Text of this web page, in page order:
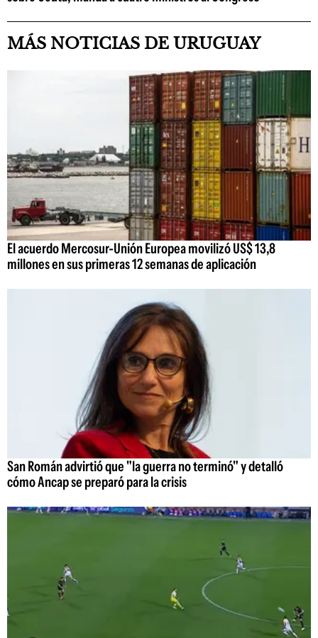
MÁS NOTICIAS DE URUGUAY
El acuerdo Mercosur-Unión Europea movilizó US$ 13,8
millones en sus primeras 12 semanas de aplicación
San Román advirtió que "la guerra no terminó" y detalló
cómo Ancap se preparó para la crisis